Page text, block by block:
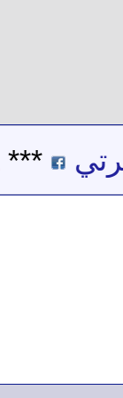
***